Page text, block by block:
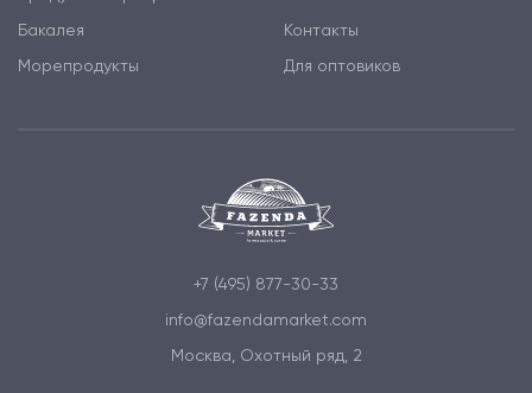
Бакалея
Морепродукты
Контакты
Для оптовиков
+7 (495) 877-30-33
info@fazendamarket.com
Москва, Охотный ряд, 2